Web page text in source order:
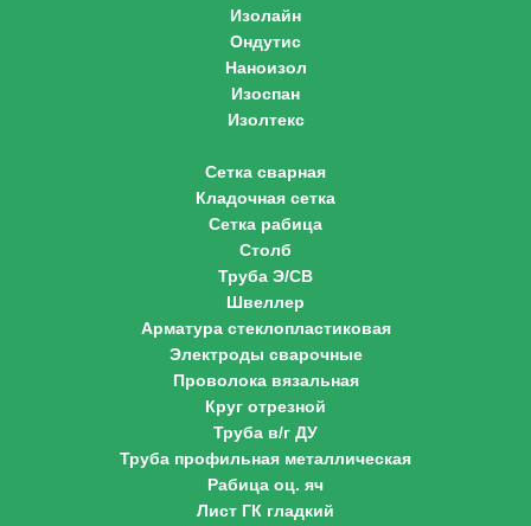
Изолайн
Ондутис
Наноизол
Изоспан
Изолтекс
Сетка сварная
Кладочная сетка
Сетка рабица
Столб
Труба Э/СВ
Швеллер
Арматура стеклопластиковая
Электроды сварочные
Проволока вязальная
Круг отрезной
Труба в/г ДУ
Труба профильная металлическая
Рабица оц. яч
Лист ГК гладкий